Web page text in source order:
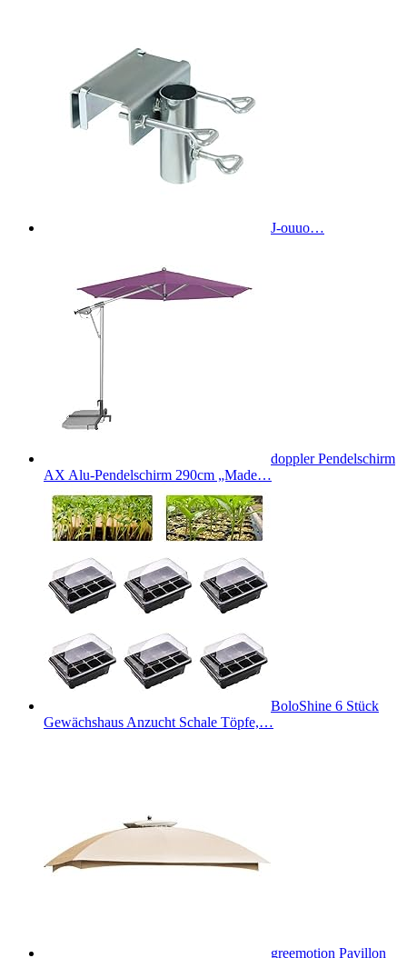
J-ouuo…
doppler Pendelschirm
AX Alu-Pendelschirm 290cm „Made…
BoloShine 6 Stück
Gewächshaus Anzucht Schale Töpfe,…
greemotion Pavillon